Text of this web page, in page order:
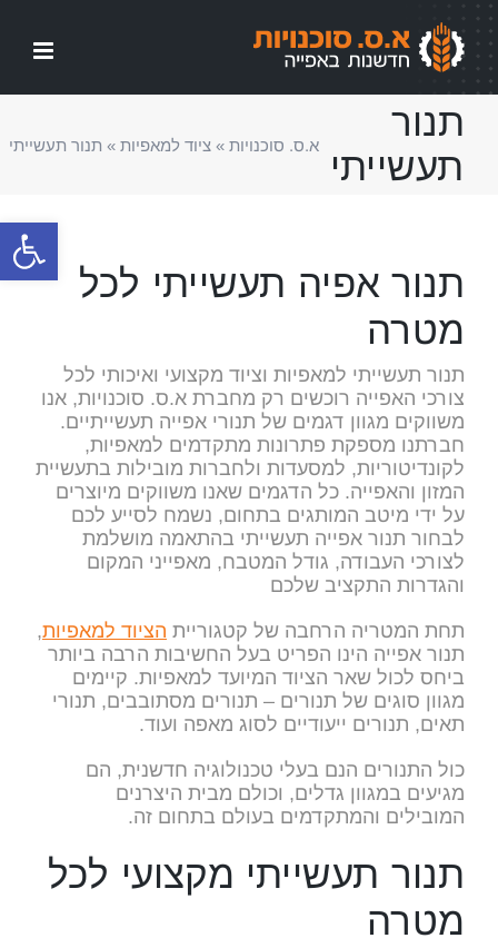
פתח
דלג
לתוכן
תנור
תעשייתי
א.ס. סוכנויות » ציוד למאפיות » תנור תעשייתי
תנור אפיה תעשייתי לכל
מטרה
תנור תעשייתי למאפיות וציוד מקצועי ואיכותי לכל
צורכי האפייה רוכשים רק מחברת א.ס. סוכנויות, אנו
משווקים מגוון דגמים של תנורי אפייה תעשייתיים.
חברתנו מספקת פתרונות מתקדמים למאפיות,
לקונדיטוריות, למסעדות ולחברות מובילות בתעשיית
המזון והאפייה. כל הדגמים שאנו משווקים מיוצרים
על ידי מיטב המותגים בתחום, נשמח לסייע לכם
לבחור תנור אפייה תעשייתי בהתאמה מושלמת
לצורכי העבודה, גודל המטבח, מאפייני המקום
והגדרות התקציב שלכם
תחת המטריה הרחבה של קטגוריית הציוד למאפיות,
תנור אפייה הינו הפריט בעל החשיבות הרבה ביותר
ביחס לכול שאר הציוד המיועד למאפיות. קיימים
מגוון סוגים של תנורים – תנורים מסתובבים, תנורי
תאים, תנורים ייעודיים לסוג מאפה ועוד.
כול התנורים הנם בעלי טכנולוגיה חדשנית, הם
מגיעים במגוון גדלים, וכולם מבית היצרנים
המובילים והמתקדמים בעולם בתחום זה.
תנור תעשייתי מקצועי לכל
מטרה